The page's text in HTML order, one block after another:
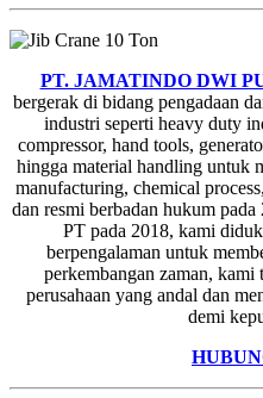
PT. JAMATINDO DWI
bergerak di bidang pengadaan
industri seperti heavy duty
compressor, hand tools,
hingga material handling untuk
manufacturing, chemical
dan resmi berbadan hukum
PT pada 2018, kami
berpengalaman untuk
perkembangan zaman,
perusahaan yang andal dan
demi